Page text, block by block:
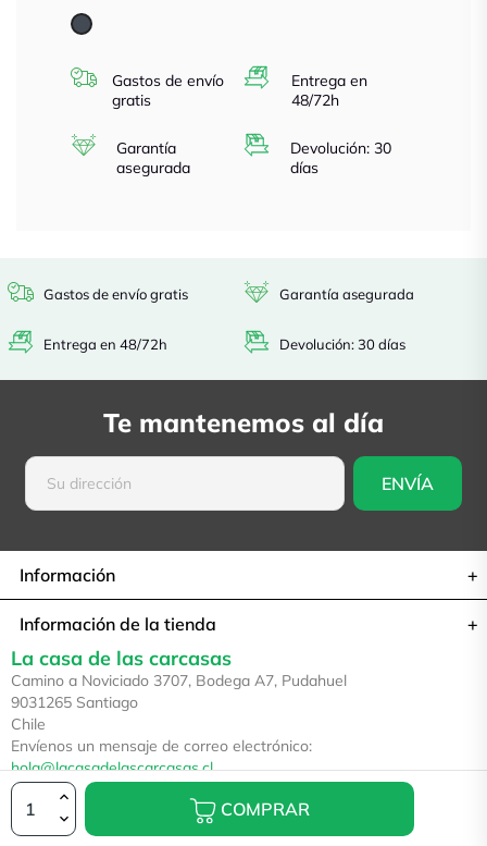
Negro
COMPRAR
Gastos de envío
gratis
Entrega en
48/72h
Garantía
asegurada
Devolución: 30
días
Gastos de envío gratis
Entrega en 48/72h
Garantía asegurada
Devolución: 30 días
Te mantenemos al día
Información
Información de la tienda
La casa de las carcasas
Camino a Noviciado 3707, Bodega A7, Pudahuel
9031265 Santiago
Chile
Envíenos un mensaje de correo electrónico:
hola@lacasadelascarcasas.cl
© 2026 — La casa de las carcasas